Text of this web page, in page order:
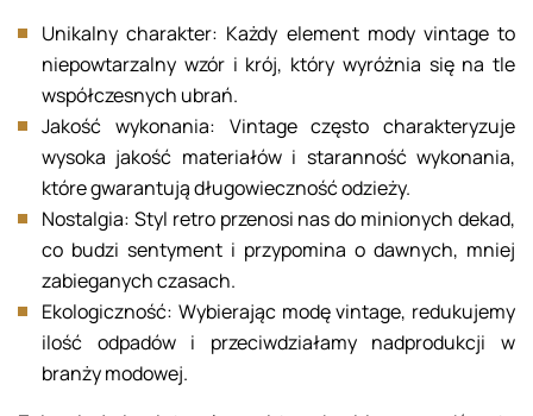
Unikalny charakter: Każdy element mody vintage to
niepowtarzalny wzór i krój, który wyróżnia się na tle
współczesnych ubrań.
Jakość wykonania: Vintage często charakteryzuje
wysoka jakość materiałów i staranność wykonania,
które gwarantują długowieczność odzieży.
Nostalgia: Styl retro przenosi nas do minionych dekad,
co budzi sentyment i przypomina o dawnych, mniej
zabieganych czasach.
Ekologiczność: Wybierając modę vintage, redukujemy
ilość odpadów i przeciwdziałamy nadprodukcji w
branży modowej.